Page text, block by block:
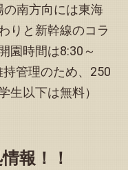
レンダーを更新しま
他イベント等のお知
ました
の南方向には東海
りと新幹線のコラ
園時間は8:30～
管理のため、250
生以下は無料）
報！！